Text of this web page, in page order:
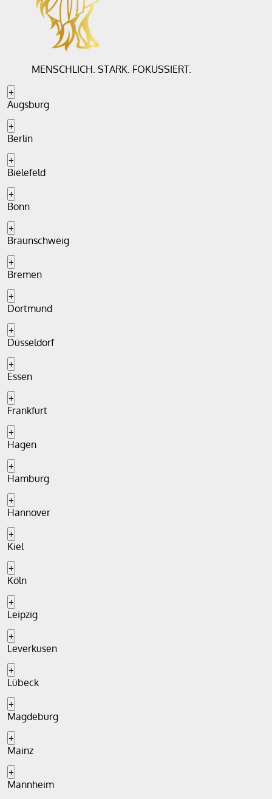
MENSCHLICH. STARK. FOKUSSIERT.
+
Augsburg
+
Berlin
+
Bielefeld
+
Bonn
+
Braunschweig
+
Bremen
+
Dortmund
+
Düsseldorf
+
Essen
+
Frankfurt
+
Hagen
+
Hamburg
+
Hannover
+
Kiel
+
Köln
+
Leipzig
+
Leverkusen
+
Lübeck
+
Magdeburg
+
Mainz
+
Mannheim